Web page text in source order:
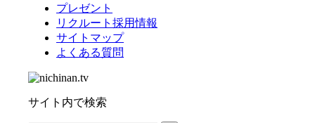
プレゼント
リクルート採用情報
サイトマップ
よくある質問
サイト内で検索